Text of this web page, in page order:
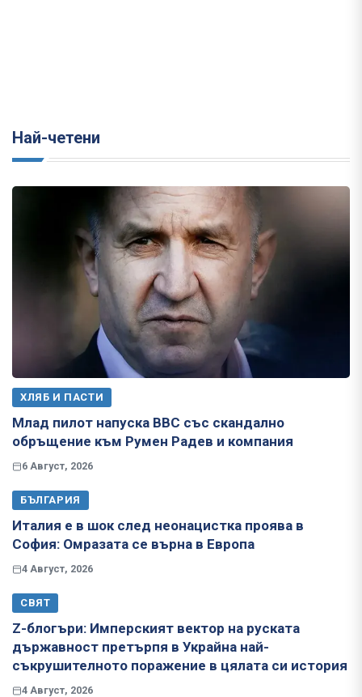
Най-четени
ХЛЯБ И ПАСТИ
Млад пилот напуска ВВС със скандално
обръщение към Румен Радев и компания
6 Август, 2026
БЪЛГАРИЯ
Италия е в шок след неонацистка проява в
София: Омразата се върна в Европа
4 Август, 2026
СВЯТ
Z-блогъри: Имперският вектор на руската
държавност претърпя в Украйна най-
съкрушителното поражение в цялата си история
4 Август, 2026